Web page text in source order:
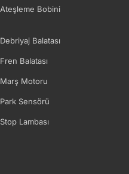
Ateşleme Bobini
Debriyaj Balatası
Fren Balatası
Marş Motoru
Park Sensörü
Stop Lambası